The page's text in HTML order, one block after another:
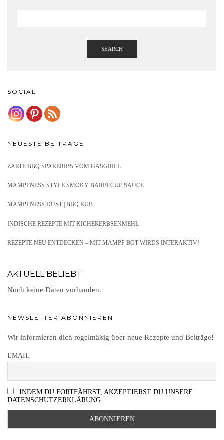
SEARCH
SOCIAL
NEUESTE BEITRÄGE
ZARTE BBQ SPARERIBS VOM GASGRILL
MAMPFNESS STYLE SMOKY BARBECUE SAUCE
MAMPFNESS DUST | BBQ RUB
INDISCHE REZEPTE MIT KICHERERBSENMEHL
REZEPTE NEU ENTDECKEN – MIT MAMPF BOT WIRDS INTERAKTIV!
AKTUELL BELIEBT
Noch keine Daten vorhanden.
NEWSLETTER ABONNIEREN
Wir informieren dich regelmäßig über neue Rezepte und Beiträge!
EMAIL
INDEM DU FORTFÄHRST, AKZEPTIERST DU UNSERE
DATENSCHUTZERKLÄRUNG.